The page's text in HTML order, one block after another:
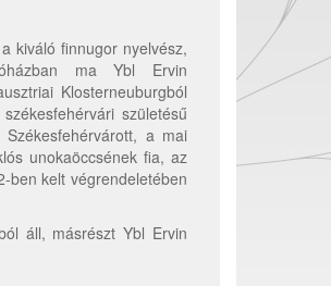
kiváló finnugor nyelvész,
ma Ybl Ervin
Klosterneuburgból
születésű
a mai
unokaöccsének fia, az
ben kelt végrendeletében
áll, másrészt Ybl Ervin